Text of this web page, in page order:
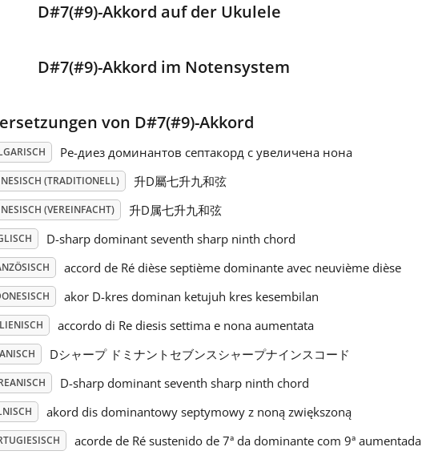
D#7(#9)-Akkord auf der Ukulele
D#7(#9)-Akkord im Notensystem
von D#7(#9)-Akkord
Ре-диез доминантов септакорд с увеличена нона
(TRADITIONELL) 升D屬七升九和弦
(VEREINFACHT) 升D属七升九和弦
D-sharp dominant seventh sharp ninth chord
accord de Ré dièse septième dominante avec neuvième dièse
akor D-kres dominan ketujuh kres kesembilan
accordo di Re diesis settima e nona aumentata
Dシャープ ドミナントセブンスシャープナインスコード
D-sharp dominant seventh sharp ninth chord
akord dis dominantowy septymowy z noną zwiększoną
acorde de Ré sustenido de 7ª da dominante com 9ª aumentada